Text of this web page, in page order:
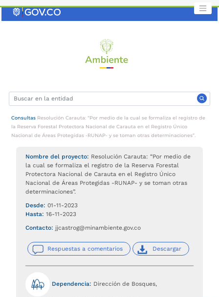
Consultas Resolución Carauta: “Por medio de la cual se formaliza el registro de
la Reserva Forestal Protectora Nacional de Carauta en el Registro Único
Nacional de Áreas Protegidas -RUNAP- y se toman otras determinaciones”.
Nombre del proyecto: Resolución Carauta: “Por medio de
la cual se formaliza el registro de la Reserva Forestal
Protectora Nacional de Carauta en el Registro Único
Nacional de Áreas Protegidas -RUNAP- y se toman otras
determinaciones”.
Desde:01-11-2023
Hasta:16-11-2023
Contacto: jjcastrog@minambiente.gov.co
Respuestas a comentarios Descargar
Dependencia: Dirección de Bosques,